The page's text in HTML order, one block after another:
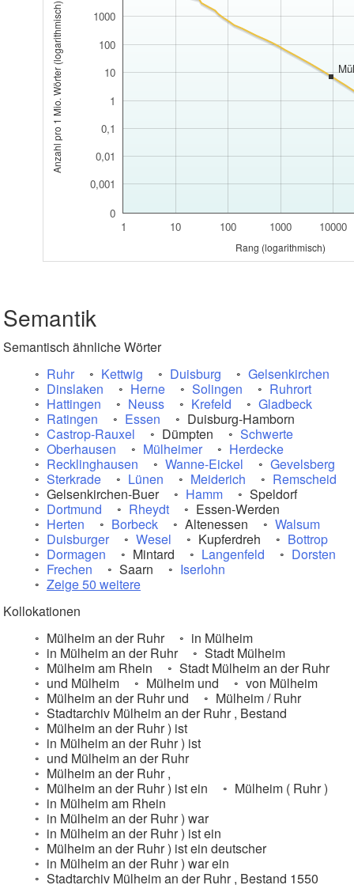
1 10 100 1000 10000
0
1
10
100
1000
0,001
0,01
0,1
Rang (logarithmisch)
Anzahl pro 1 Mio. Wörter (logarithmisch)
Semantik
Semantisch ähnliche Wörter
Ruhr
Kettwig Duisburg
Gelsenkirchen
Dinslaken
Herne Solingen
Ruhrort
Hattingen
Neuss Krefeld
Gladbeck
Ratingen
Essen
Duisburg-Hamborn
Castrop-Rauxel
Dümpten
Schwerte
Oberhausen
Mülheimer
Herdecke
Recklinghausen
Wanne-Eickel
Gevelsberg
Sterkrade
Lünen Meiderich
Remscheid
Gelsenkirchen-Buer
Hamm
Speldorf
Dortmund
Rheydt
Essen-Werden
Herten
Borbeck Altenessen
Walsum
Duisburger
Wesel Kupferdreh
Bottrop
Dormagen
Mintard Langenfeld
Dorsten
Frechen
Saarn
Iserlohn
Zeige 50 weitere
Kollokationen
Mülheim an der Ruhr
in Mülheim
in Mülheim an der Ruhr
Stadt Mülheim
Mülheim am Rhein
Stadt Mülheim an der Ruhr
und Mülheim
Mülheim und
von Mülheim
Mülheim an der Ruhr und
Mülheim / Ruhr
Stadtarchiv Mülheim an der Ruhr , Bestand
Mülheim an der Ruhr ) ist
in Mülheim an der Ruhr ) ist
und Mülheim an der Ruhr
Mülheim an der Ruhr ,
Mülheim an der Ruhr ) ist ein
Mülheim ( Ruhr )
in Mülheim am Rhein
in Mülheim an der Ruhr ) war
in Mülheim an der Ruhr ) ist ein
Mülheim an der Ruhr ) ist ein deutscher
in Mülheim an der Ruhr ) war ein
Stadtarchiv Mülheim an der Ruhr , Bestand 1550